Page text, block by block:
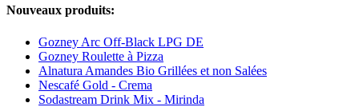
Nouveaux produits:
Gozney Arc Off-Black LPG DE
Gozney Roulette à Pizza
Alnatura Amandes Bio Grillées et non Salées
Nescafé Gold - Crema
Sodastream Drink Mix - Mirinda